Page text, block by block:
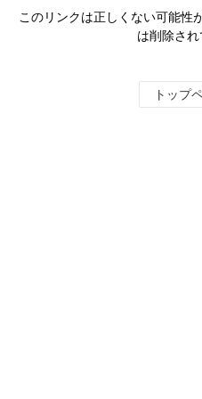
このリンクは正しくない可能性
は削除され
トップ